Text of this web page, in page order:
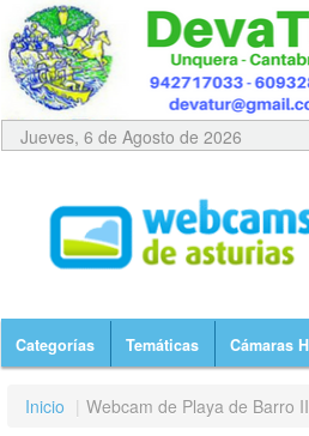
Jueves, 6 de Agosto de 2026
Categorías Temáticas Cámaras
Inicio | Webcam de Playa de Barro